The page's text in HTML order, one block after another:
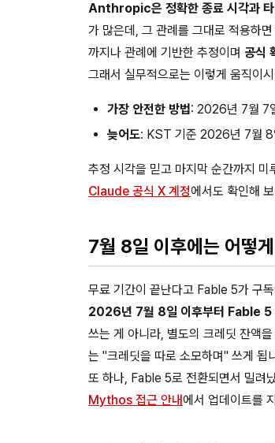
Anthropic은 정확한 종료 시각과 타
가 많은데, 그 관례를 그대로 적용하
까지나 관례에 기반한 추정이며 공식
그래서 실무적으로는 이렇게 움직이
가장 안전한 방법: 2026년 7월 7
늦어도: KST 기준 2026년 7월 8
추정 시각을 믿고 마지막 순간까지 미
Claude 공식 X 계정에서도 확인해
7월 8일 이후에는 어떻
무료 기간이 끝난다고 Fable 5가 구
2026년 7월 8일 이후부터 Fable
쓰는 게 아니라, 별도의 크레딧 잔액
는 "크레딧을 따로 소모하며" 쓰게 됩
또 하나, Fable 5로 전환되면서 밀려
Mythos 접근 안내에서 업데이트를